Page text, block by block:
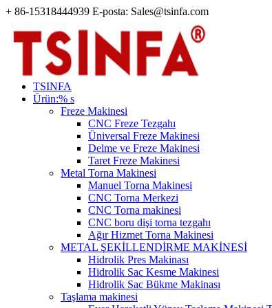
+ 86-15318444939 E-posta: Sales@tsinfa.com
TSINFA
Ürün:% s
Freze Makinesi
CNC Freze Tezgahı
Üniversal Freze Makinesi
Delme ve Freze Makinesi
Taret Freze Makinesi
Metal Torna Makinesi
Manuel Torna Makinesi
CNC Torna Merkezi
CNC Torna makinesi
CNC boru dişi torna tezgahı
Ağır Hizmet Torna Makinesi
METAL ŞEKİLLENDİRME MAKİNESİ
Hidrolik Pres Makinası
Hidrolik Sac Kesme Makinesi
Hidrolik Sac Bükme Makinası
Taşlama makinesi